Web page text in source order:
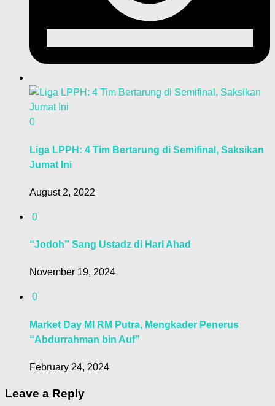
0
Liga LPPH: 4 Tim Bertarung di Semifinal, Saksikan
Jumat Ini
August 2, 2022
0
“Jodoh” Sang Ustadz di Hari Ahad
November 19, 2024
0
Market Day MI RM Putra, Mengkader Penerus
“Abdurrahman bin Auf”
February 24, 2024
Leave a Reply